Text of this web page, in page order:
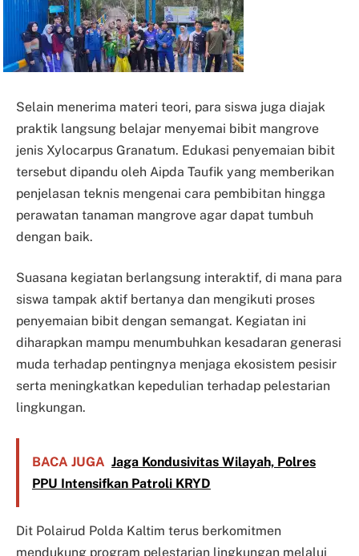
Selain menerima materi teori, para siswa juga diajak
praktik langsung belajar menyemai bibit mangrove
jenis Xylocarpus Granatum. Edukasi penyemaian bibit
tersebut dipandu oleh Aipda Taufik yang memberikan
penjelasan teknis mengenai cara pembibitan hingga
perawatan tanaman mangrove agar dapat tumbuh
dengan baik.
Suasana kegiatan berlangsung interaktif, di mana para
siswa tampak aktif bertanya dan mengikuti proses
penyemaian bibit dengan semangat. Kegiatan ini
diharapkan mampu menumbuhkan kesadaran generasi
muda terhadap pentingnya menjaga ekosistem pesisir
serta meningkatkan kepedulian terhadap pelestarian
lingkungan.
BACA JUGA Jaga Kondusivitas Wilayah, Polres
PPU Intensifkan Patroli KRYD
Dit Polairud Polda Kaltim terus berkomitmen
mendukung program pelestarian lingkungan melalui